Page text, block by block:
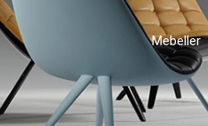
Mebeller